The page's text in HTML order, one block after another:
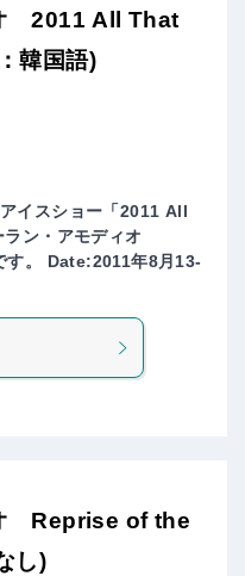
2011 All That
韓国語)
イスショー「2011 All
ン・アモディオ
。 Date:2011年8月13-
Reprise of the
し)